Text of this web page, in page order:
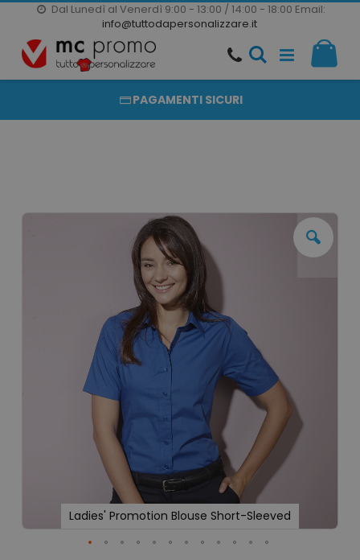
Dal Lunedì al Venerdì 9:00 - 13:00 / 14:00 - 18:00 Email:
info@tuttodapersonalizzare.it
Salta
al
contenuto
20000 PRODOTTI
PRODOTTI COMPLETAMENTE PERSONALIZZABILI
PAGAMENTI SICURI
Vai
Ladies' Promotion Blouse Short-Sleeved